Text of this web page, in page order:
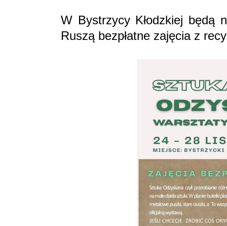
W Bystrzycy Kłodzkiej będą
Ruszą bezpłatne zajęcia z